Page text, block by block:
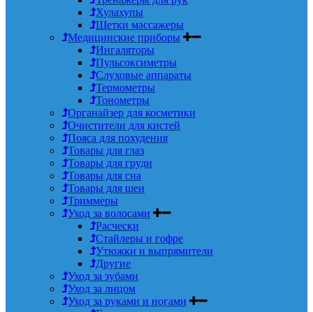
Хулахупы
Щетки массажеры
Медицинские приборы
Ингаляторы
Пульсоксиметры
Слуховые аппараты
Термометры
Тонометры
Органайзер для косметики
Очистители для кистей
Пояса для похудения
Товары для глаз
Товары для груди
Товары для сна
Товары для шеи
Триммеры
Уход за волосами
Расчески
Стайлеры и гофре
Утюжки и выпрямители
Другие
Уход за зубами
Уход за лицом
Уход за руками и ногами